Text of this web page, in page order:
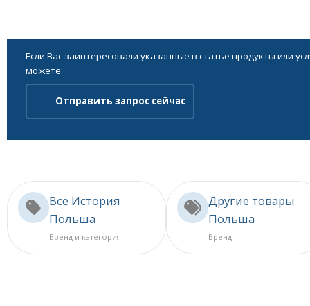
Если Вас заинтересовали указанные в статье продукты или
можете:
Отправить запрос сейчас
Все История
Польша
Бренд и категория
Другие товары
Польша
Бренд